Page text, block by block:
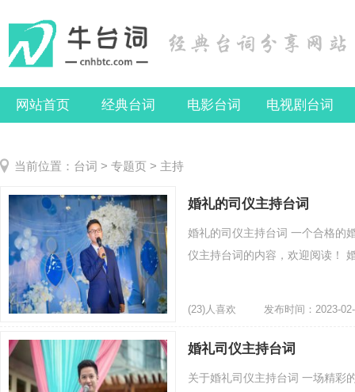
网站首页 经典台词 电影台词 电视剧台词
当前位置： 台词 > 专题页 > 主持
婚礼的司仪主持台词
婚礼的司仪主持台词 一个合格的
仪主持台词的内容，欢迎阅读！
(23)人喜欢 发布时间：2023-
婚礼司仪主持台词
关于婚礼司仪主持台词 一场精彩